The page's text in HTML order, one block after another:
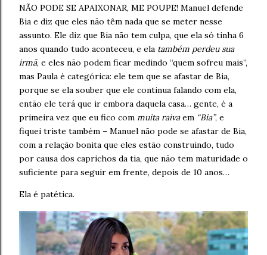
NÃO PODE SE APAIXONAR, ME POUPE! Manuel defende
Bia e diz que eles não têm nada que se meter nesse
assunto. Ele diz que Bia não tem culpa, que ela só tinha 6
anos quando tudo aconteceu, e ela também perdeu sua
irmã, e eles não podem ficar medindo “quem sofreu mais”,
mas Paula é categórica: ele tem que se afastar de Bia,
porque se ela souber que ele continua falando com ela,
então ele terá que ir embora daquela casa… gente, é a
primeira vez que eu fico com muita raivaem “Bia”, e
fiquei triste também – Manuel não pode se afastar de Bia,
com a relação bonita que eles estão construindo, tudo
por causa dos caprichos da tia, que não tem maturidade o
suficiente para seguir em frente, depois de 10 anos…
Ela é patética.